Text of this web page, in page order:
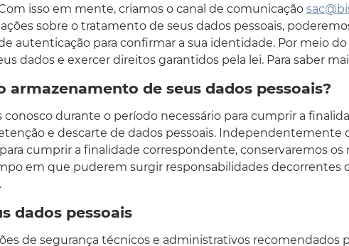
isso em mente, criamos o canal de comunicação
sobre o tratamento de seus dados pessoais,
autenticação para confirmar a sua identidade. Por meio
dados e exercer direitos garantidos pela lei. Para saber
armazenamento de seus dados pessoais?
conosco durante o período necessário para cumprir a
e descarte de dados pessoais.
cumprir a finalidade correspondente, conservaremos
em que puderem surgir responsabilidades decorrentes
dados pessoais
de segurança técnicos e administrativos recomendados